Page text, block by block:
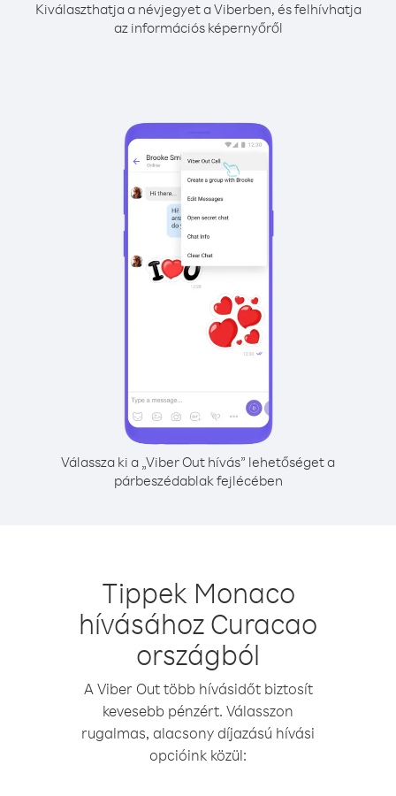
Kiválaszthatja a névjegyet a Viberben, és felhívhatja
az információs képernyőről
Válassza ki a „Viber Out hívás” lehetőséget a
párbeszédablak fejlécében
Tippek Monaco
hívásához Curacao
országból
A Viber Out több hívásidőt biztosít
kevesebb pénzért. Válasszon
rugalmas, alacsony díjazású hívási
opcióink közül: